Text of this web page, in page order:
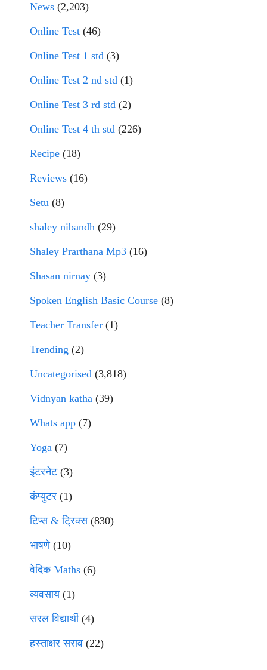
News (2,203)
Online Test (46)
Online Test 1 std (3)
Online Test 2 nd std (1)
Online Test 3 rd std (2)
Online Test 4 th std (226)
Recipe (18)
Reviews (16)
Setu (8)
shaley nibandh (29)
Shaley Prarthana Mp3 (16)
Shasan nirnay (3)
Spoken English Basic Course (8)
Teacher Transfer (1)
Trending (2)
Uncategorised (3,818)
Vidnyan katha (39)
Whats app (7)
Yoga (7)
इंटरनेट(3)
कंप्युटर (1)
टिप्स & ट्रिक्स(830)
भाषणे(10)
वेदिक Maths (6)
व्यवसाय(1)
सरल विद्यार्थी(4)
हस्ताक्षर सराव (22)